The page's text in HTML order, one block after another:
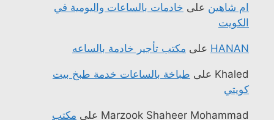
ام شاهين على خادمات بالساعات واليومية في
الكويت
HANAN على مكتب تأجير خادمة بالساعه
Khaled على طباخة بالساعات خدمة طبخ بيت
كويتي
Marzook Shaheer Mohammad على مكتب